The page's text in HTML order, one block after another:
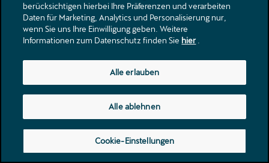
berücksichtigen hierbei Ihre Präferenzen und verarbeiten
Daten für Marketing, Analytics und Personalisierung nur,
wenn Sie uns Ihre Einwilligung geben. Weitere
Informationen zum Datenschutz finden Sie hier.
Cookie-Einstellungen
Alle ablehnen
Alle erlauben